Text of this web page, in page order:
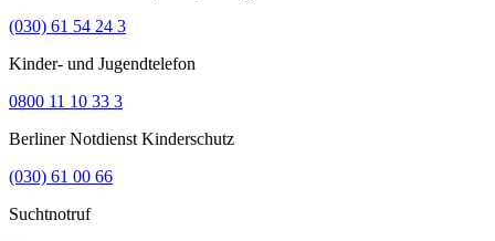
(030) 61 54 24 3
Kinder- und Jugendtelefon
0800 11 10 33 3
Berliner Notdienst Kinderschutz
(030) 61 00 66
Suchtnotruf